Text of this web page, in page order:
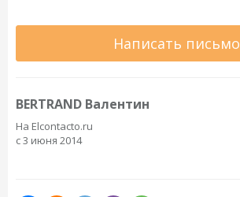
Написать письмо
BERTRAND Валентин
На Elcontacto.ru
с 3 июня 2014